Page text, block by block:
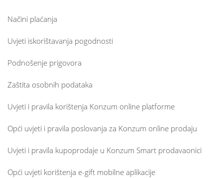
Načini plaćanja
Uvjeti iskorištavanja pogodnosti
Podnošenje prigovora
Zaštita osobnih podataka
Uvjeti i pravila korištenja Konzum online platforme
Opći uvjeti i pravila poslovanja za Konzum online prodaju
Uvjeti i pravila kupoprodaje u Konzum Smart prodavaonici
Opći uvjeti korištenja e-gift mobilne aplikacije